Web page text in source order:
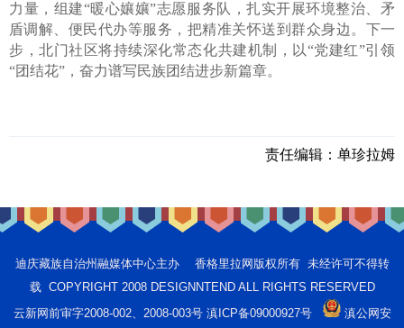
力量，组建“暖心孃孃”志愿服务队，扎实开展环境整治、矛
盾调解、便民代办等服务，把精准关怀送到群众身边。下一
步，北门社区将持续深化常态化共建机制，以“党建红”引领
“团结花”，奋力谱写民族团结进步新篇章。
责任编辑： 单珍拉姆
迪庆藏族自治州融媒体中心主办 香格里拉网版权所有 未经许可不得转
载 COPYRIGHT 2008 DESIGNNTEND ALL RIGHTS RESERVED
云新网前审字2008-002、2008-003号 滇ICP备09000927号
滇公网安